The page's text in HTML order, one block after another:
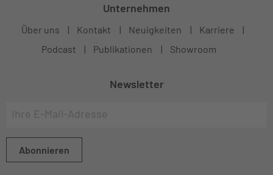
Unternehmen
Über uns Kontakt Neuigkeiten
Karriere
Podcast
Publikationen Showroom
Newsletter
Abonnieren